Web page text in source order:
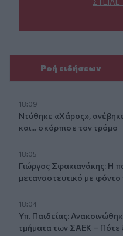
Ροή ειδήσεων
18:09
Ντύθηκε «Χάρος»,
και... σκόρπισε τον τρόμο
18:05
Γιώργος Σφακιανάκης: Η
μεταναστευτικό με
18:04
Υπ. Παιδείας:
τμήματα των ΣΑΕΚ – Πότε